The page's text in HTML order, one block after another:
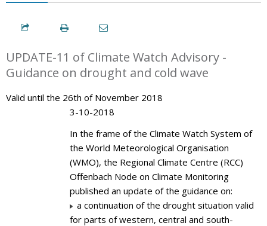
UPDATE-11 of Climate Watch Advisory -
Guidance on drought and cold wave
Valid until the 26th of November 2018
3-10-2018
In the frame of the Climate Watch System of
the World Meteorological Organisation
(WMO), the Regional Climate Centre (RCC)
Offenbach Node on Climate Monitoring
published an update of the guidance on:
a continuation of the drought situation valid
for parts of western, central and south-